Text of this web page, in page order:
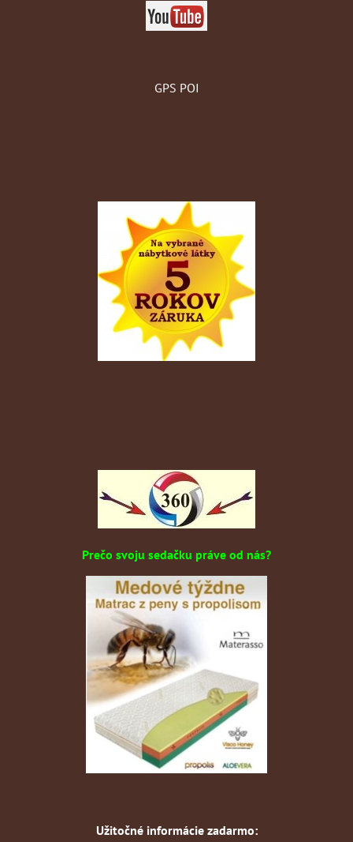
GPS POI
Prečo svoju sedačku práve od nás?
Užitočné informácie zadarmo: